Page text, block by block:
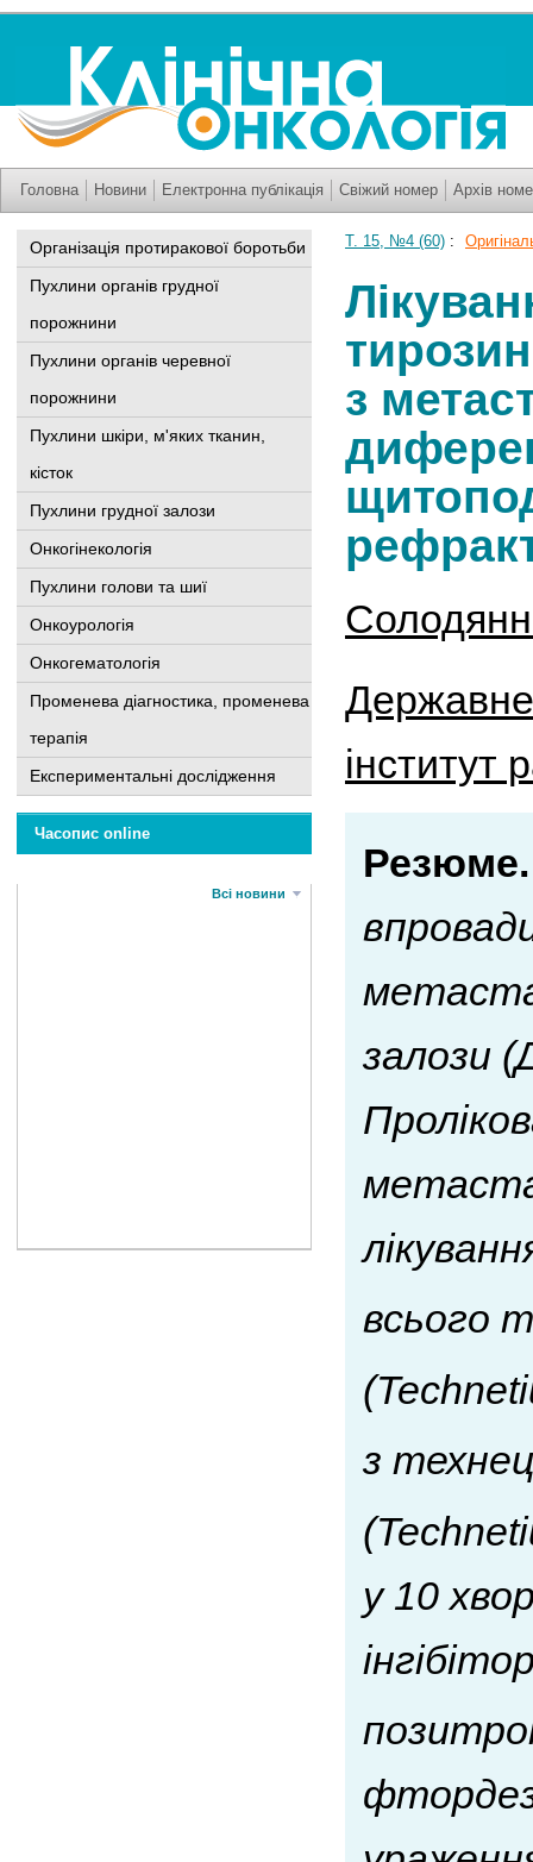
Головна Новини Електронна публікація Свіжий номер Архів
Організація протиракової боротьби
Пухлини органів грудної
порожнини
Пухлини органів черевної
порожнини
Пухлини шкіри, м'яких тканин,
кісток
Пухлини грудної залози
Онкогінекологія
Пухлини голови та шиї
Онкоурологія
Онкогематологія
Променева діагностика, променева
терапія
Експериментальні дослідження
Часопис online
Всі новини
Т. 15, №4 (60) :
з
Державне
інститут
Резюме.
залози
всього
з
у 10